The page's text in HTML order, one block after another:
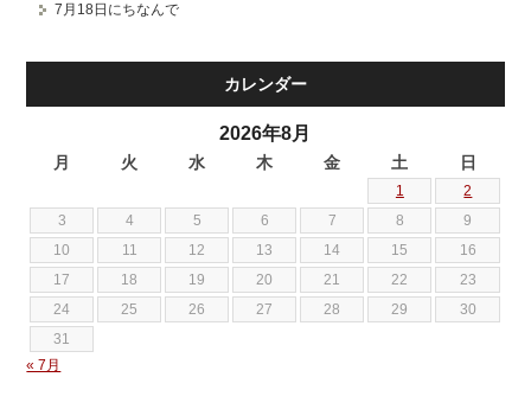
7月18日にちなんで
カレンダー
2026年8月
月 火 水 木 金 土 日
1
2
3
4 5 6 7 8
9
10
11 12 13 14 15
16
17
18 19 20 21 22
23
24
25 26 27 28 29
30
31
« 7月